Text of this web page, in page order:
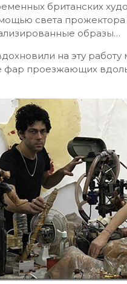
британских
света
образы…
на эту
фар проезжающих